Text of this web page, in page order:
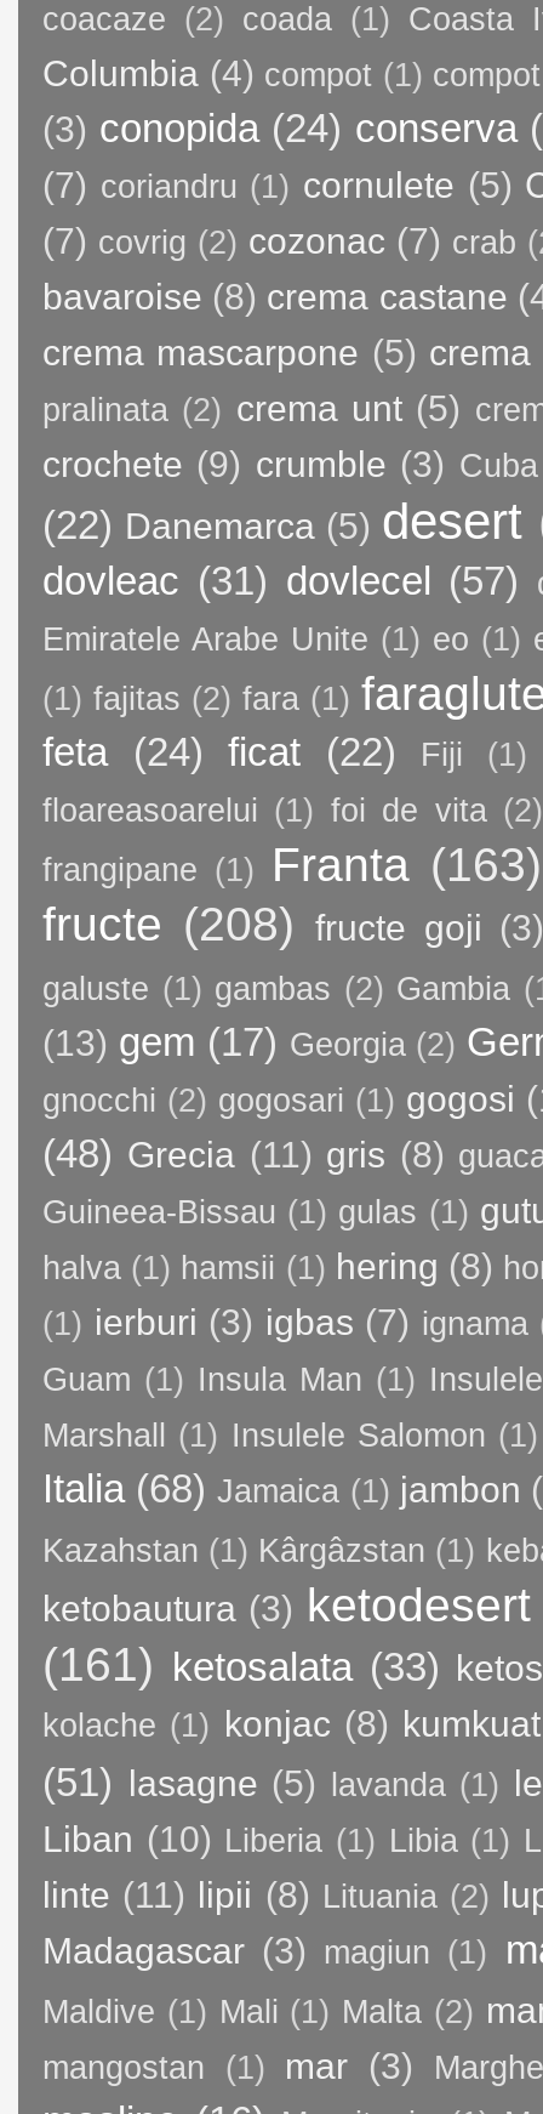
coacaze (2) coada (1) Coasta
Columbia (4) compot (1)
(3) conopida (24) conserva
(7) coriandru (1) cornulete (5)
(7) covrig (2) cozonac (7) crab
bavaroise (8) crema castane
crema mascarpone (5) crema
pralinata (2) crema unt (5)
crochete (9) crumble (3) Cuba
(22) Danemarca (5) desert
dovleac (31) dovlecel (57)
Emiratele Arabe Unite (1) eo (1)
(1) fajitas (2) fara (1)
feta (24) ficat (22) Fiji
(1)
floareasoarelui (1) foi de vita (2)
frangipane (1) Franta (163)
fructe (208) fructe goji (3)
galuste (1) gambas (2) Gambia
(13) gem (17) Georgia (2)
gnocchi (2) gogosari (1) gogosi
(48) Grecia (11) gris (8)
Guineea-Bissau (1) gulas (1)
halva (1) hamsii (1) hering (8)
(1) ierburi (3) igbas (7) ignama
Guam (1) Insula Man (1)
Marshall
(1) Insulele Salomon (1)
Italia (68) Jamaica (1) jambon
Kazahstan (1) Kârgâzstan (1)
ketobautura (3) ketodesert
(161) ketosalata (33)
kolache (1) konjac (8) kumkuat
(51) lasagne (5) lavanda (1)
Liban (10) Liberia (1) Libia (1)
linte (11) lipii (8) Lituania (2)
Madagascar (3) magiun (1)
Maldive (1) Mali (1) Malta (2)
mangostan (1) mar (3)